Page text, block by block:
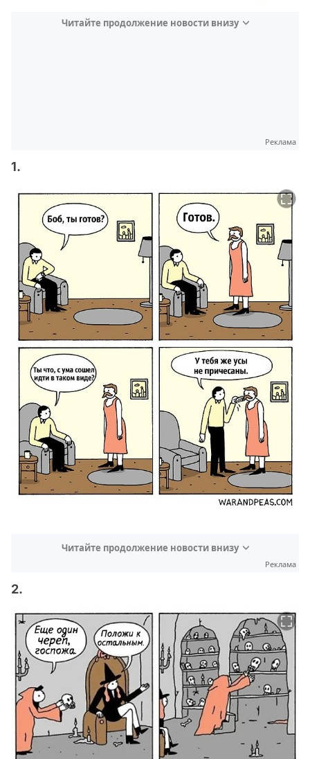
Читайте продолжение новости внизу
Реклама
1.
Читайте продолжение новости внизу
Реклама
2.